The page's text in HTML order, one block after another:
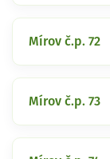
Mírov č.p. 72
Mírov č.p. 73